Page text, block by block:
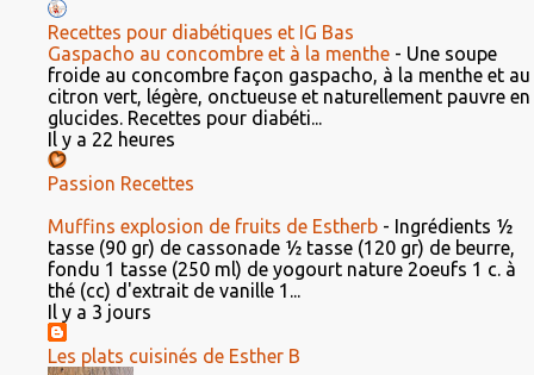
Recettes pour diabétiques et IG Bas
Gaspacho au concombre et à la menthe - Une soupe
froide au concombre façon gaspacho, à la menthe et au
citron vert, légère, onctueuse et naturellement pauvre en
glucides. Recettes pour diabéti...
Il y a 22 heures
Passion Recettes
Muffins explosion de fruits de Estherb - Ingrédients ½
tasse (90 gr) de cassonade ½ tasse (120 gr) de beurre,
fondu 1 tasse (250 ml) de yogourt nature 2oeufs 1 c. à
thé (cc) d'extrait de vanille 1...
Il y a 3 jours
Les plats cuisinés de Esther B